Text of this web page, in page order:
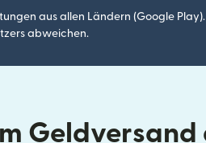
aus allen Ländern (Google
abweichen.